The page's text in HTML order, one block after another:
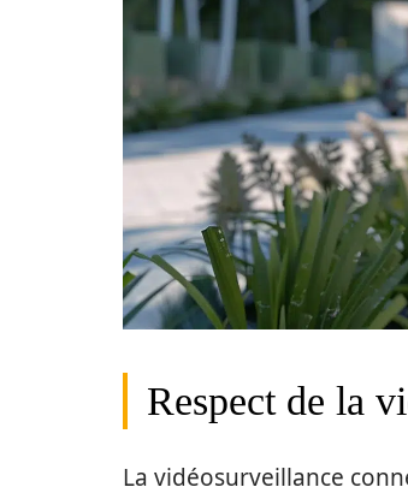
Respect de la
La vidéosurveillance